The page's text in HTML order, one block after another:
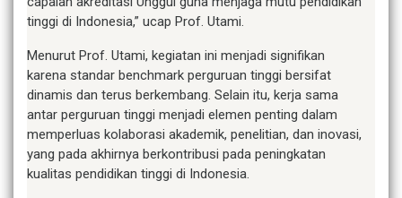
tinggi di Indonesia,” ucap Prof. Utami.
Menurut Prof. Utami, kegiatan ini menjadi signifikan
karena standar benchmark perguruan tinggi bersifat
dinamis dan terus berkembang. Selain itu, kerja sama
antar perguruan tinggi menjadi elemen penting dalam
memperluas kolaborasi akademik, penelitian, dan inovasi,
yang pada akhirnya berkontribusi pada peningkatan
kualitas pendidikan tinggi di Indonesia.